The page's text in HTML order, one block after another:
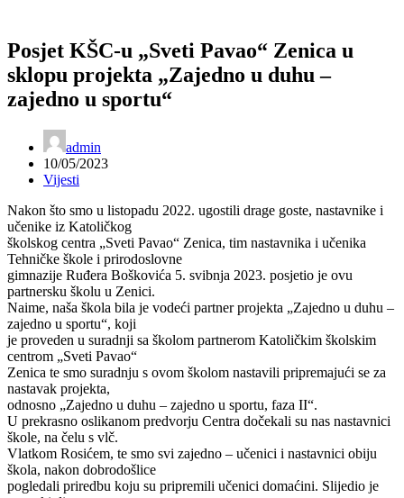
Posjet KŠC-u „Sveti Pavao“ Zenica u
sklopu projekta „Zajedno u duhu –
zajedno u sportu“
admin
10/05/2023
Vijesti
Nakon što smo u listopadu 2022. ugostili drage goste, nastavnike i
učenike iz Katoličkog
školskog centra „Sveti Pavao“ Zenica, tim nastavnika i učenika
Tehničke škole i prirodoslovne
gimnazije Ruđera Boškovića 5. svibnja 2023. posjetio je ovu
partnersku školu u Zenici.
Naime, naša škola bila je vodeći partner projekta „Zajedno u duhu –
zajedno u sportu“, koji
je proveden u suradnji sa školom partnerom Katoličkim školskim
centrom „Sveti Pavao“
Zenica te smo suradnju s ovom školom nastavili pripremajući se za
nastavak projekta,
odnosno „Zajedno u duhu – zajedno u sportu, faza II“.
U prekrasno oslikanom predvorju Centra dočekali su nas nastavnici
škole, na čelu s vlč.
Vlatkom Rosićem, te smo svi zajedno – učenici i nastavnici obiju
škola, nakon dobrodošlice
pogledali priredbu koju su pripremili učenici domaćini. Slijedio je